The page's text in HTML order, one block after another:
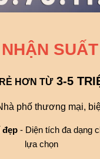
HƠN TỪ 3-5
phố thương mại,
đẹp - Diện tích đa dạng
lựa chọn